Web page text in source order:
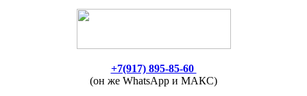
+7(917) 895-85-60
(он же WhatsApp и МАКС)